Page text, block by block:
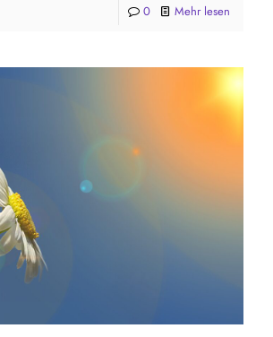
0 Mehr lesen